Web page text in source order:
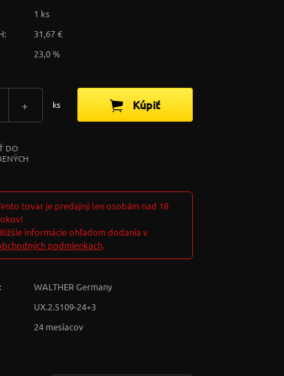
1 ks
31,67 €
23,0 %
+ ks Kúpiť
DO
tovar je predajný len osobám nad 18
informácie ohľadom dodania v
podmienkach.
WALTHER Germany
UX.2.5109-24+3
24 mesiacov